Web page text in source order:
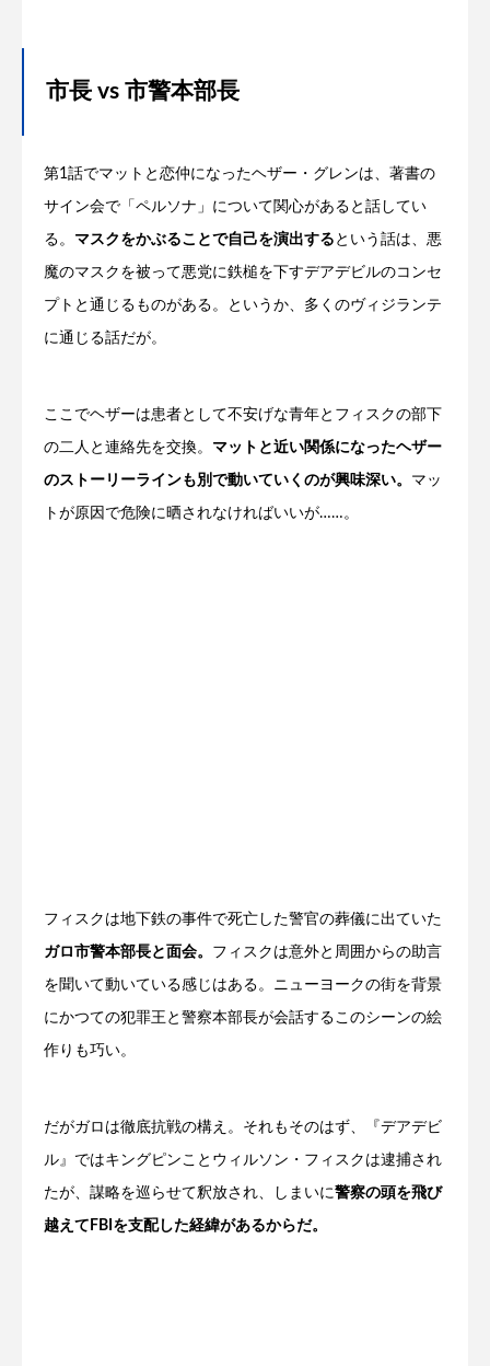
市長 vs 市警本部長
第1話でマットと恋仲になったヘザー・グレンは、著書の
サイン会で「ペルソナ」について関心があると話してい
る。 マスクをかぶることで自己を演出する という話は、悪
魔のマスクを被って悪党に鉄槌を下すデアデビルのコンセ
プトと通じるものがある。というか、多くのヴィジランテ
に通じる話だが。
ここでヘザーは患者として不安げな青年とフィスクの部下
の二人と連絡先を交換。 マットと近い関係になったヘザー
のストーリーラインも別で動いていくのが興味深い。 マッ
トが原因で危険に晒されなければいいが……。
フィスクは地下鉄の事件で死亡した警官の葬儀に出ていた
ガロ市警本部長と面会。 フィスクは意外と周囲からの助言
を聞いて動いている感じはある。ニューヨークの街を背景
にかつての犯罪王と警察本部長が会話するこのシーンの絵
作りも巧い。
だがガロは徹底抗戦の構え。それもそのはず、『デアデビ
ル』ではキングピンことウィルソン・フィスクは逮捕され
たが、謀略を巡らせて釈放され、しまいに警察の頭を飛び
越えてFBIを支配した経緯があるからだ。